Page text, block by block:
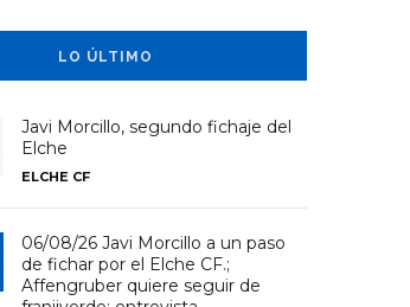
LO ÚLTIMO
Javi Morcillo, segundo fichaje del
Elche
ELCHE CF
06/08/26 Javi Morcillo a un paso
de fichar por el Elche CF.;
Affengruber quiere seguir de